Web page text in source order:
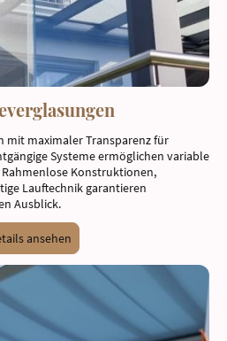
mit maximaler Transparenz für
Systeme ermöglichen variable
Konstruktionen,
Lauftechnik garantieren
Ausblick.
ansehen